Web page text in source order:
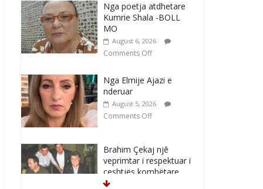
Nga poetja atdhetare
Kumrie Shala -BOLL
MO
August 6, 2026
Comments Off
Nga Elmije Ajazi e
nderuar
August 5, 2026
Comments Off
Brahim Çekaj njē
veprimtar i respektuar i
çeshtjës kombëtare